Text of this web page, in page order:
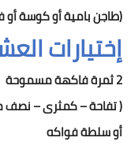
(طاجن بامية أو كوسة أو
إختيارات
2 ثمرة فاكهة مسموحة
( تفاحة – كمثرى – نصف
أو سلطة فواكه